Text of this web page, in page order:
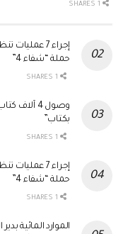
إجراء 7
حملة “شفاء 4”
وصول 4
بكتاب”
إجراء 7
حملة “شفاء 4”
الموارد المائية